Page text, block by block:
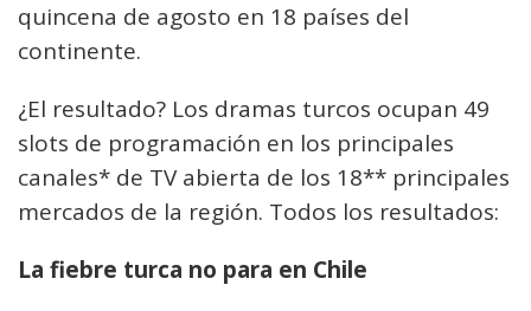
quincena de agosto en 18 países del
continente.
¿El resultado? Los dramas turcos ocupan 49
slots de programación en los principales
canales* de TV abierta de los 18** principales
mercados de la región. Todos los resultados:
La fiebre turca no para en Chile